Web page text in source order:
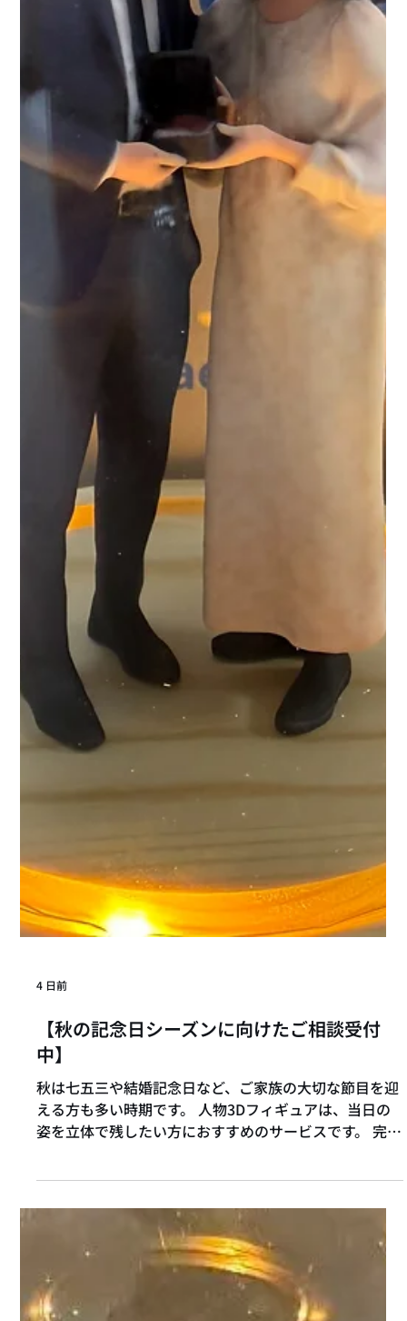
【秋の記念日シーズンに向けたご相談受付
中】
秋は七五三や結婚記念日など、ご家族の大切な節目を迎
姿を立体で残したい方におすすめのサービスです。 完成
まで約1カ月〜1カ月半かかるため、ご希望の時期がある
場合は早めのご相談がおすすめです。 制作内容について
も丁寧にご案内いたします。 #七五三 #結婚記念日 #3D
フィギュア #思い出づくり